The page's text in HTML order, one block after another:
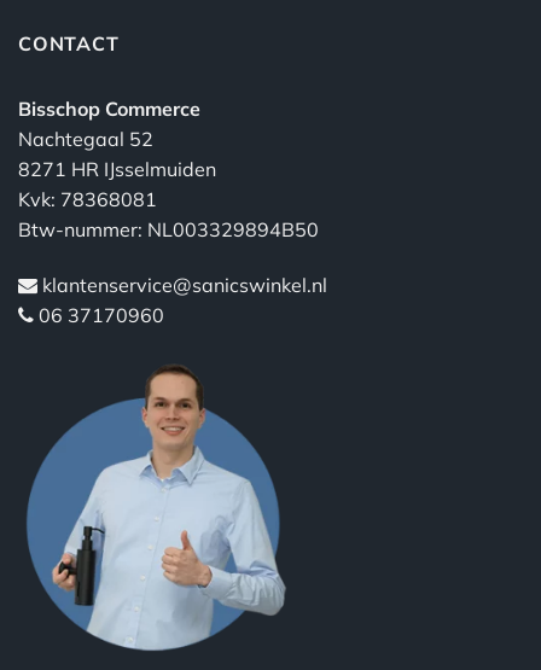
CONTACT
Bisschop Commerce
Nachtegaal 52
8271 HR IJsselmuiden
Kvk: 78368081
Btw-nummer: NL003329894B50
klantenservice@sanicswinkel.nl
06 37170960